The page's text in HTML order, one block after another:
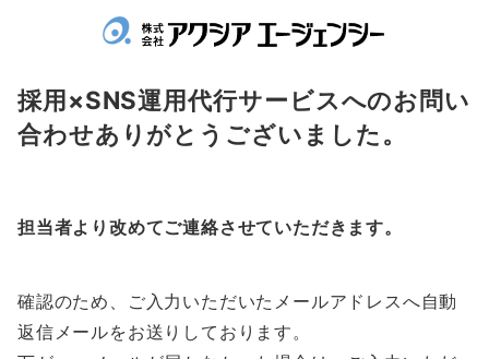
採用×SNS運用代行サービスへのお問い
合わせありがとうございました。
担当者より改めてご連絡させていただきます。
確認のため、ご入力いただいたメールアドレスへ自動
返信メールをお送りしております。